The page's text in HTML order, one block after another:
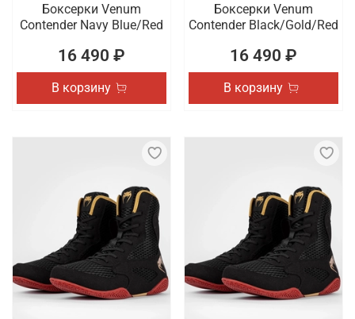
Боксерки Venum
Contender Navy Blue/Red
16 490 ₽
В корзину
Боксерки Venum
Contender Black/Gold/Red
16 490 ₽
В корзину